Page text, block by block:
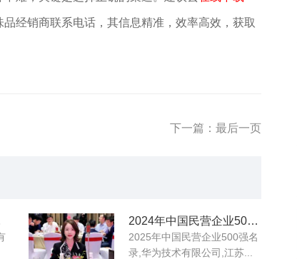
经销商联系电话，其信息精准，效率高效，获取
下一篇：最后一页
2024年中国民营企业500强名录
2025年中国民营企业500强名
录,华为技术有限公司,江苏...